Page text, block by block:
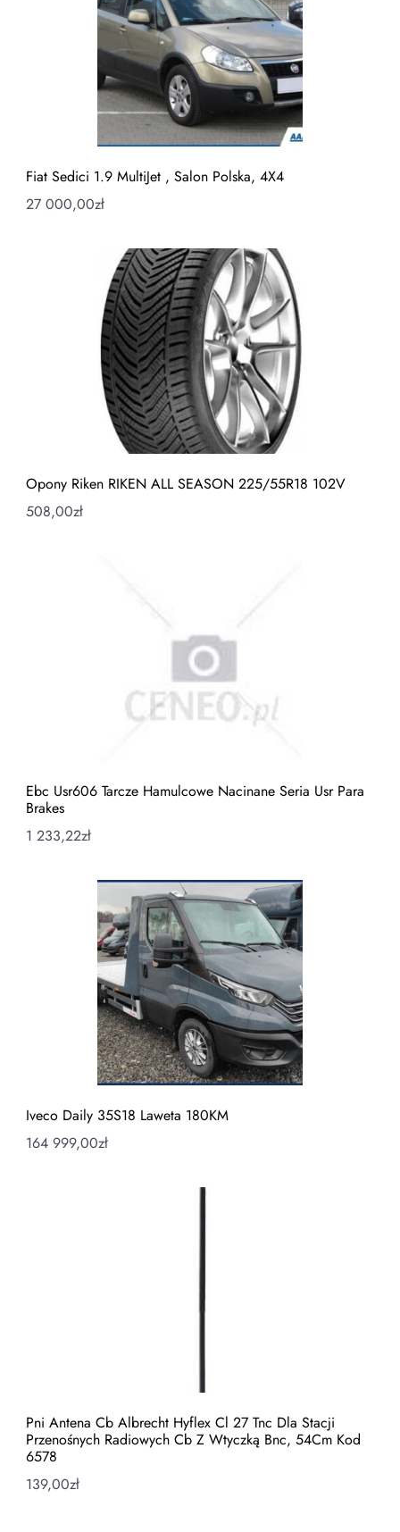
Fiat Sedici 1.9 MultiJet , Salon Polska, 4X4
27 000,00zł
Opony Riken RIKEN ALL SEASON 225/55R18 102V
508,00zł
Ebc Usr606 Tarcze Hamulcowe Nacinane Seria Usr Para
Brakes
1 233,22zł
Iveco Daily 35S18 Laweta 180KM
164 999,00zł
Pni Antena Cb Albrecht Hyflex Cl 27 Tnc Dla Stacji
Przenośnych Radiowych Cb Z Wtyczką Bnc, 54Cm Kod
6578
139,00zł